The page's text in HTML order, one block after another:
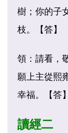
樹；你的子
枝。【答】
領：請看，
願上主從熙
幸福。【答】
讀經二